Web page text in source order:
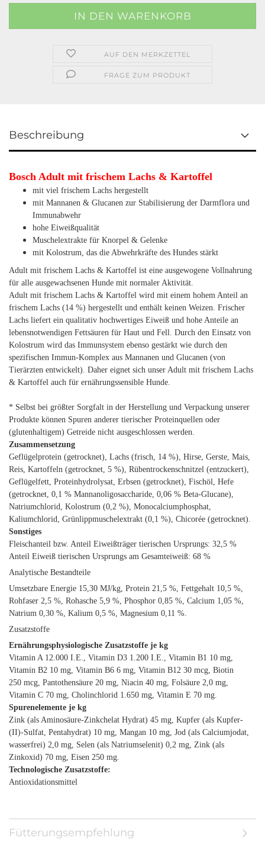
AUF DEN MERKZETTEL
FRAGE ZUM PRODUKT
Beschreibung
Bosch Adult mit frischem Lachs & Kartoffel
mit viel frischem Lachs hergestellt
mit Mannanen & Glucanen zur Stabilisierung der Darmflora und
Immunabwehr
hohe Eiweißqualität
Muschelextrakte für Knorpel & Gelenke
mit Kolostrum, das die Abwehrkräfte des Hundes stärkt
Adult mit frischem Lachs & Kartoffel ist eine ausgewogene Vollnahrung
für alle ausgewachsenen Hunde mit normaler Aktivität.
Adult mit frischem Lachs & Kartoffel wird mit einem hohem Anteil an
frischem Lachs (14 %) hergestellt und enthält keinen Weizen. Frischer
Lachs liefert ein qualitativ hochwertiges Eiweiß und hohe Anteile an
lebensnotwendigen Fettsäuren für Haut und Fell. Durch den Einsatz von
Kolostrum wird das Immunsystem ebenso gestärkt wie durch den
spezifischen Immun-Komplex aus Mannanen und Glucanen (von
Tierärzten entwickelt). Daher eignet sich unser Adult mit frischem Lachs
& Kartoffel auch für ernährungssensible Hunde.
* Selbst bei größter Sorgfalt in der Herstellung und Verpackung unserer
Produkte können Spuren anderer tierischer Proteinquellen oder
(glutenhaltigem) Getreide nicht ausgeschlossen werden.
Zusammensetzung
Geflügelprotein (getrocknet), Lachs (frisch, 14 %), Hirse, Gerste, Mais,
Reis, Kartoffeln (getrocknet, 5 %), Rübentrockenschnitzel (entzuckert),
Geflügelfett, Proteinhydrolysat, Erbsen (getrocknet), Fischöl, Hefe
(getrocknet, 0,1 % Mannanoligosaccharide, 0,06 % Beta-Glucane),
Natriumchlorid, Kolostrum (0,2 %), Monocalciumphosphat,
Kaliumchlorid, Grünlippmuschelextrakt (0,1 %), Chicorée (getrocknet).
Sonstiges
Fleischanteil bzw. Anteil Eiweißträger tierischen Ursprungs: 32,5 %
Anteil Eiweiß tierischen Ursprungs am Gesamteiweiß: 68 %
Analytische Bestandteile
Umsetzbare Energie 15,30 MJ/kg, Protein 21,5 %, Fettgehalt 10,5 %,
Rohfaser 2,5 %, Rohasche 5,9 %, Phosphor 0,85 %, Calcium 1,05 %,
Natrium 0,30 %, Kalium 0,5 %, Magnesium 0,11 %.
Zusatzstoffe
Ernährungsphysiologische Zusatzstoffe je kg
Vitamin A 12.000 I.E., Vitamin D3 1.200 I.E., Vitamin B1 10 mg,
Vitamin B2 10 mg, Vitamin B6 6 mg, Vitamin B12 30 mcg, Biotin
250 mcg, Pantothensäure 20 mg, Niacin 40 mg, Folsäure 2,0 mg,
Vitamin C 70 mg, Cholinchlorid 1.650 mg, Vitamin E 70 mg.
Spurenelemente je kg
Zink (als Aminosäure-Zinkchelat Hydrat) 45 mg, Kupfer (als Kupfer-
(II)-Sulfat, Pentahydrat) 10 mg, Mangan 10 mg, Jod (als Calciumjodat,
wasserfrei) 2,0 mg, Selen (als Natriumselenit) 0,2 mg, Zink (als
Zinkoxid) 70 mg, Eisen 250 mg.
Technologische Zusatzstoffe:
Antioxidationsmittel
Fütterungsempfehlung